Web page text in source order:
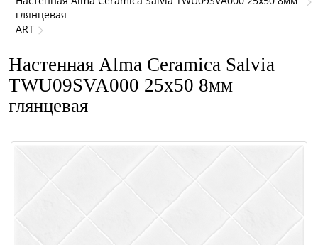
глянцевая
ART
Настенная Alma Ceramica Salvia
TWU09SVA000 25x50 8мм
глянцевая